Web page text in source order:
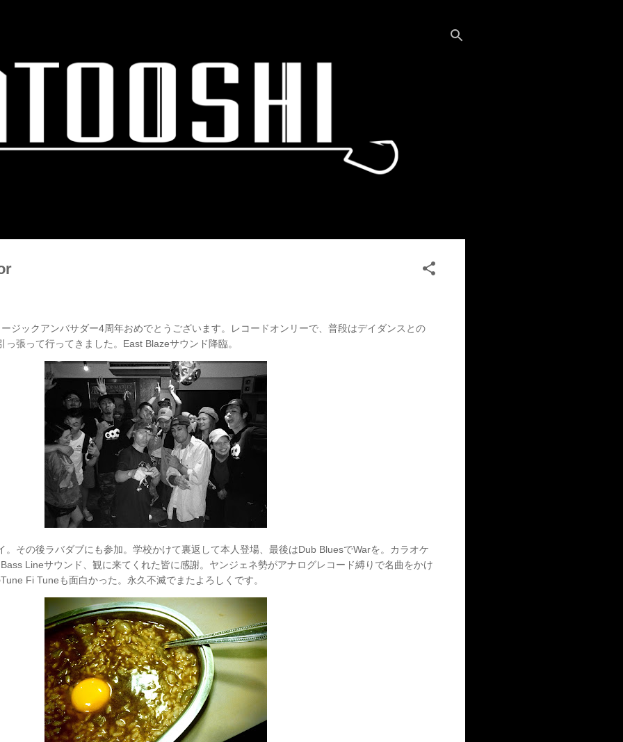
ジックアンバサダー4周年おめでとうございます。レコードオンリーで、普段はデイダンスとの
張って行ってきました。East Blazeサウンド降臨。
。その後ラバダブにも参加。学校かけて裏返して本人登場、最後はDub BluesでWarを。カラオケ
Lineサウンド、観に来てくれた皆に感謝。ヤンジェネ勢がアナログレコード縛りで名曲をかけ
Fi Tuneも面白かった。永久不滅でまたよろしくです。